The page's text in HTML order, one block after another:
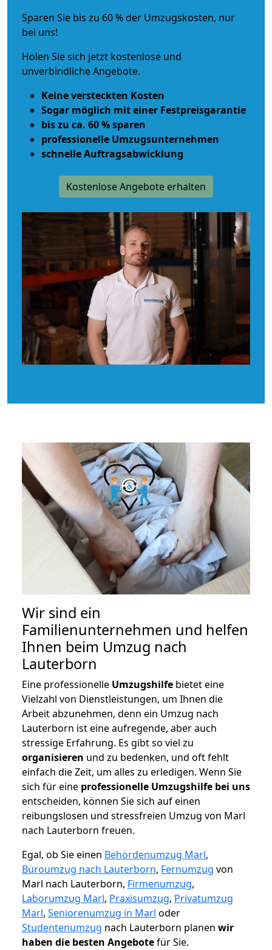
Sparen Sie bis zu 60 % der Umzugskosten, nur
bei uns!
Holen Sie sich jetzt kostenlose und
unverbindliche Angebote.
Keine versteckten Kosten
Sogar möglich mit einer Festpreisgarantie
bis zu ca. 60 % sparen
professionelle Umzugsunternehmen
schnelle Auftragsabwicklung
Kostenlose Angebote erhalten
Wir sind ein
Familienunternehmen und helfen
Ihnen beim Umzug nach
Lauterborn
Eine professionelle Umzugshilfe bietet eine
Vielzahl von Dienstleistungen, um Ihnen die
Arbeit abzunehmen, denn ein Umzug nach
Lauterborn ist eine aufregende, aber auch
stressige Erfahrung. Es gibt so viel zu
organisieren und zu bedenken, und oft fehlt
einfach die Zeit, um alles zu erledigen. Wenn Sie
sich für eine professionelle Umzugshilfe bei uns
entscheiden, können Sie sich auf einen
reibungslosen und stressfreien Umzug von Marl
nach Lauterborn freuen.
Egal, ob Sie einen Behördenumzug Marl,
Büroumzug nach Lauterborn, Fernumzug von
Marl nach Lauterborn, Firmenumzug,
Laborumzug Marl, Praxisumzug, Privatumzug
Marl, Seniorenumzug in Marl oder
Studentenumzug nach Lauterborn planen wir
haben die besten Angebotefür Sie.